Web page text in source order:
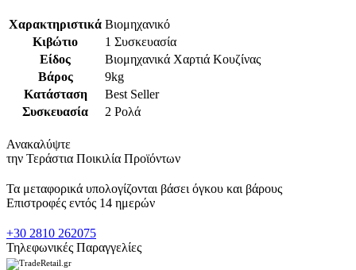
Χαρακτηριστικά Βιομηχανικό
Κιβώτιο
1 Συσκευασία
Είδος
Βιομηχανικά Χαρτιά Κουζίνας
Βάρος
9kg
Κατάσταση
Best Seller
Συσκευασία
2 Ρολά
Ανακαλύψτε
την Τεράστια Ποικιλία Προϊόντων
Τα μεταφορικά υπολογίζονται βάσει όγκου και βάρους
Επιστροφές εντός 14 ημερών
+30 2810 262075
Τηλεφωνικές Παραγγελίες